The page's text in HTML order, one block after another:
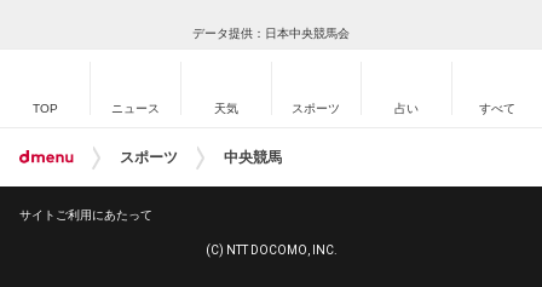
データ提供：日本中央競馬会
TOP ニュース 天気 スポーツ 占い すべて
スポーツ 中央競馬
サイトご利用にあたって
(C) NTT DOCOMO, INC.